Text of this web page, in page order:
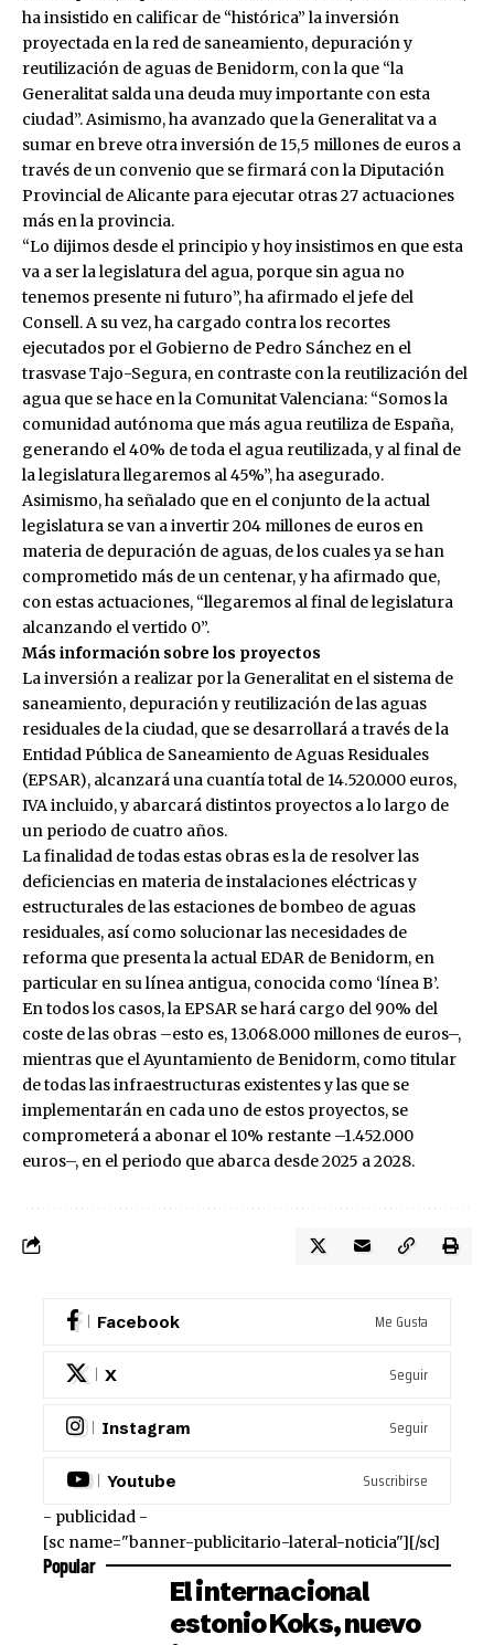
ha insistido en calificar de “histórica” la inversión
proyectada en la red de saneamiento, depuración y
reutilización de aguas de Benidorm, con la que “la
Generalitat salda una deuda muy importante con esta
ciudad”. Asimismo, ha avanzado que la Generalitat va a
sumar en breve otra inversión de 15,5 millones de euros a
través de un convenio que se firmará con la Diputación
Provincial de Alicante para ejecutar otras 27 actuaciones
más en la provincia.
“Lo dijimos desde el principio y hoy insistimos en que esta
va a ser la legislatura del agua, porque sin agua no
tenemos presente ni futuro”, ha afirmado el jefe del
Consell. A su vez, ha cargado contra los recortes
ejecutados por el Gobierno de Pedro Sánchez en el
trasvase Tajo-Segura, en contraste con la reutilización del
agua que se hace en la Comunitat Valenciana: “Somos la
comunidad autónoma que más agua reutiliza de España,
generando el 40% de toda el agua reutilizada, y al final de
la legislatura llegaremos al 45%”, ha asegurado.
Asimismo, ha señalado que en el conjunto de la actual
legislatura se van a invertir 204 millones de euros en
materia de depuración de aguas, de los cuales ya se han
comprometido más de un centenar, y ha afirmado que,
con estas actuaciones, “llegaremos al final de legislatura
alcanzando el vertido 0”.
Más información sobre los proyectos
La inversión a realizar por la Generalitat en el sistema de
saneamiento, depuración y reutilización de las aguas
residuales de la ciudad, que se desarrollará a través de la
Entidad Pública de Saneamiento de Aguas Residuales
(EPSAR), alcanzará una cuantía total de 14.520.000 euros,
IVA incluido, y abarcará distintos proyectos a lo largo de
un periodo de cuatro años.
La finalidad de todas estas obras es la de resolver las
deficiencias en materia de instalaciones eléctricas y
estructurales de las estaciones de bombeo de aguas
residuales, así como solucionar las necesidades de
reforma que presenta la actual EDAR de Benidorm, en
particular en su línea antigua, conocida como ‘línea B’.
En todos los casos, la EPSAR se hará cargo del 90% del
coste de las obras –esto es, 13.068.000 millones de euros–,
mientras que el Ayuntamiento de Benidorm, como titular
de todas las infraestructuras existentes y las que se
implementarán en cada uno de estos proyectos, se
comprometerá a abonar el 10% restante –1.452.000
euros–, en el periodo que abarca desde 2025 a 2028.
Facebook Me Gusta
X Seguir
Instagram Seguir
Youtube Suscribirse
- publicidad -
[sc name="banner-publicitario-lateral-noticia"][/sc]
Popular
El internacional
estonio Koks, nuevo